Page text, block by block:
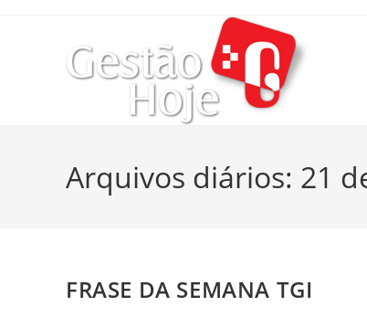
Arquivos diários: 21
FRASE DA SEMANA TGI